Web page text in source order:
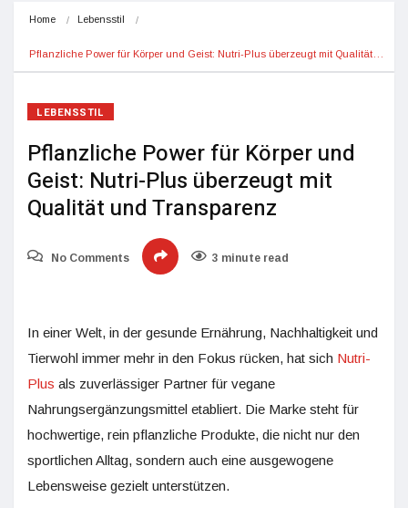
Home Lebensstil
Pflanzliche Power für Körper und Geist: Nutri-Plus überzeugt mit Qualität…
LEBENSSTIL
Pflanzliche Power für Körper und
Geist: Nutri-Plus überzeugt mit
Qualität und Transparenz
No Comments 3 minute read
In einer Welt, in der gesunde Ernährung, Nachhaltigkeit und
Tierwohl immer mehr in den Fokus rücken, hat sich Nutri-
Plus als zuverlässiger Partner für vegane
Nahrungsergänzungsmittel etabliert. Die Marke steht für
hochwertige, rein pflanzliche Produkte, die nicht nur den
sportlichen Alltag, sondern auch eine ausgewogene
Lebensweise gezielt unterstützen.